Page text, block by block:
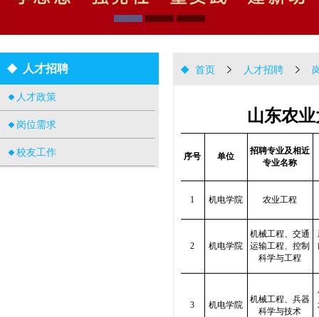
人才招聘
人才政策
岗位需求
校友工作
首页 人才招聘
山东农
序号 单位
招聘专业及相近
专业名称
1 机电学院 农业工程
2 机电学院
机械工程、交通
运输工程、控制
科学与工程
3 机电学院
机械工程、兵器
科学与技术